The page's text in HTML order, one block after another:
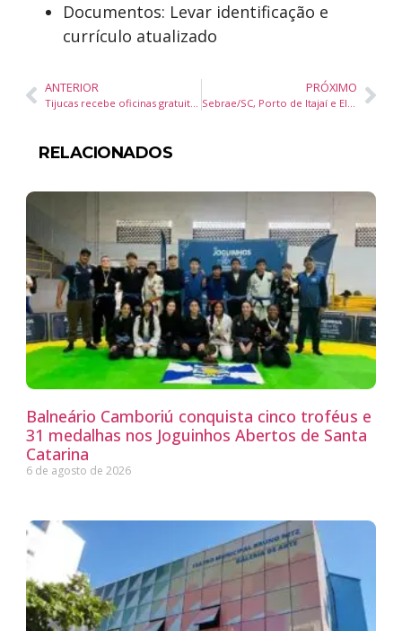
Documentos: Levar identificação e
currículo atualizado
ANTERIOR
Tijucas recebe oficinas gratuitas de percussão sobre raízes do samba em setembro
PRÓXIMO
Sebrae/SC, Porto de Itajaí e Elume lançam Programa Rotas para Inovação para impulsionar startups no setor portuário
RELACIONADOS
Balneário Camboriú conquista cinco troféus e
31 medalhas nos Joguinhos Abertos de Santa
Catarina
6 de agosto de 2026